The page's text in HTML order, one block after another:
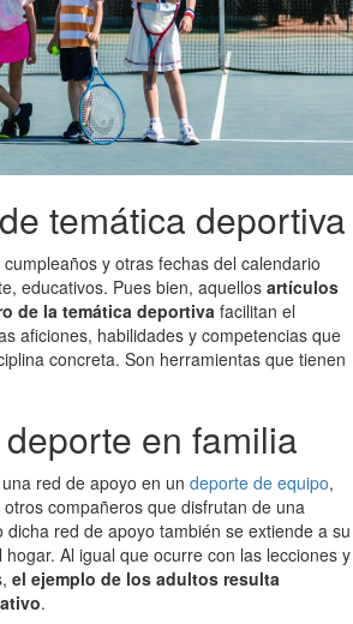
temática deportiva
y otras fechas del calendario
educativos. Pues bien, aquellos artículos
de la temática deportiva facilitan el
aficiones, habilidades y competencias que
concreta. Son herramientas que tienen
en familia
red de apoyo en un deporte de equipo,
compañeros que disfrutan de una
dicha red de apoyo también se extiende a su
Al igual que ocurre con las lecciones y
el ejemplo de los adultos resulta
.